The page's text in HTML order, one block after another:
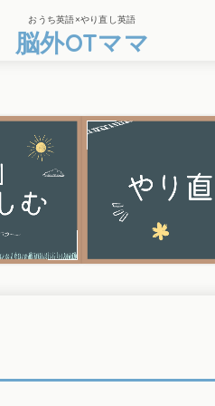
おうち英語×やり直し英語
脳外OTママ